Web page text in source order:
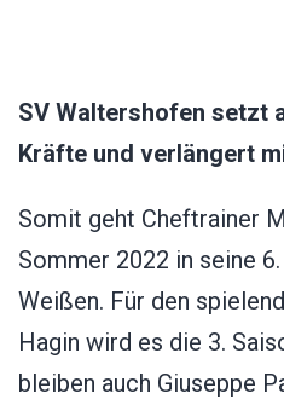
SV Waltershofen setzt
Kräfte und verlängert
Somit geht Cheftrainer
Sommer 2022 in seine
Weißen. Für den
Hagin wird es die 3.
bleiben auch Giuseppe